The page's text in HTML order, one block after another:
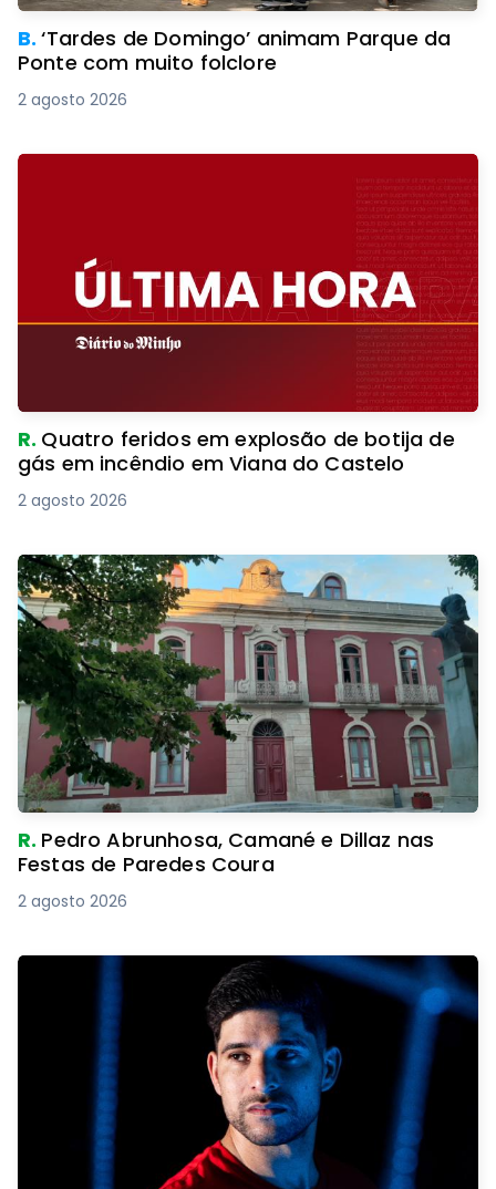
B.‘Tardes de Domingo’ animam Parque da
Ponte com muito folclore
2 agosto 2026
R. Quatro feridos em explosão de botija de
gás em incêndio em Viana do Castelo
2 agosto 2026
R. Pedro Abrunhosa, Camané e Dillaz nas
Festas de Paredes Coura
2 agosto 2026